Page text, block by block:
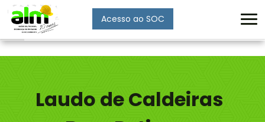
Acesso ao SOC
Laudo de Caldeiras
Enviar